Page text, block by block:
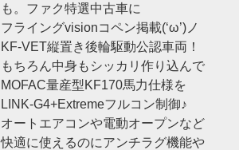
も。ファク特選中古車に
フライングvisionコペン掲載(‘ω’)ノ
KF-VET縦置き後輪駆動公認車両！
もちろん中身もシッカリ作り込んで
MOFAC量産型KF170馬力仕様を
LINK-G4+Extremeフルコン制御♪
オートエアコンや電動オープンなど
快適に使えるのにアンチラグ機能や